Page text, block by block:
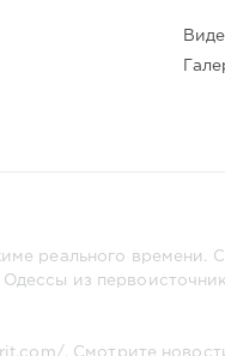
реального времени.
из
. Смотрите